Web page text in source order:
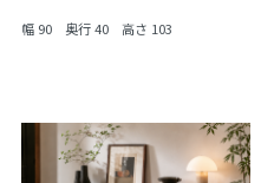
幅 90 奥行 40 高さ 103